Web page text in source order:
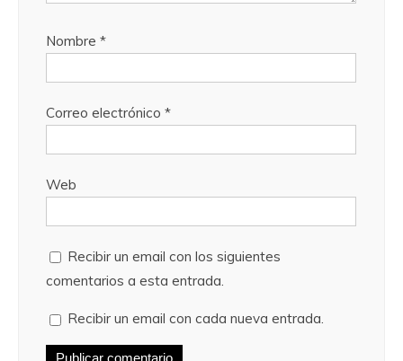
Nombre *
Correo electrónico *
Web
Recibir un email con los siguientes
comentarios a esta entrada.
Recibir un email con cada nueva entrada.